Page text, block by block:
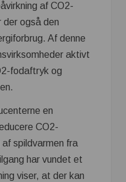
af CO2-
der også den
Af denne
aktivt
fodaftryk og
en
CO2-
af spildvarmen fra
har vundet et
viser, at der kan